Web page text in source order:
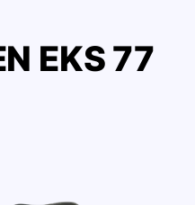
EKS 77